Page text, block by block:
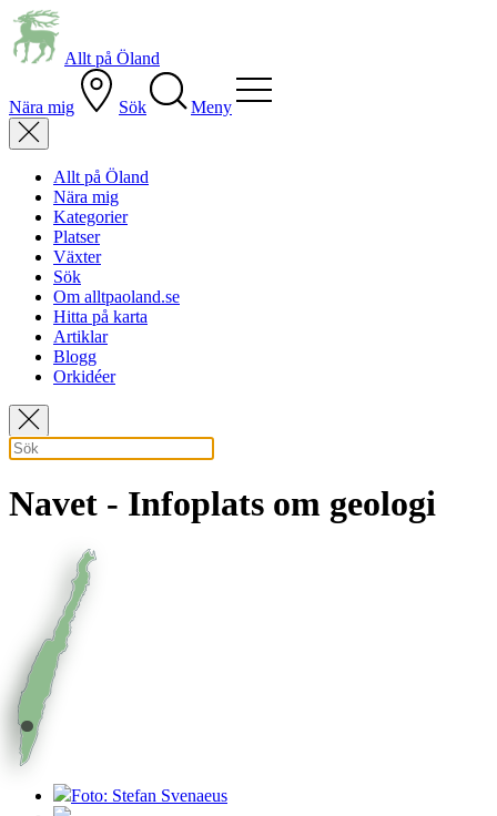
Allt på Öland
Nära mig Sök Meny
Allt på Öland
Nära mig
Kategorier
Platser
Växter
Sök
Om alltpaoland.se
Hitta på karta
Artiklar
Blogg
Orkidéer
Navet - Infoplats om geologi
Foto: Stefan Svenaeus